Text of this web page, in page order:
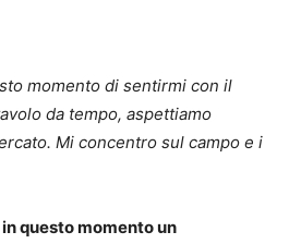
momento di sentirmi con il
da tempo, aspettiamo
Mi concentro sul campo e i
questo momento un